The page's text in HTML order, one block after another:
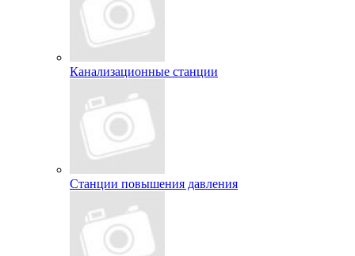
Канализационные станции
Станции повышения давления